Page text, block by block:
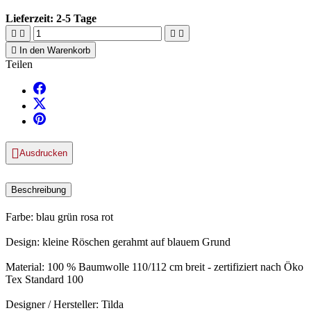
Lieferzeit: 2-5 Tage
   

In den Warenkorb
Teilen
Ausdrucken
Beschreibung
Farbe: blau grün rosa rot
Design: kleine Röschen gerahmt auf blauem Grund
Material: 100 % Baumwolle 110/112 cm breit - zertifiziert nach Öko
Tex Standard 100
Designer / Hersteller: Tilda